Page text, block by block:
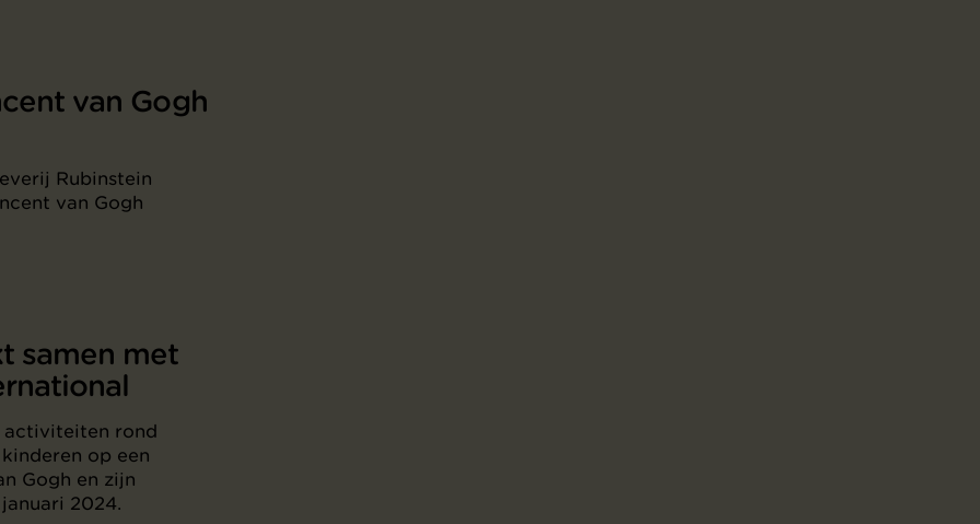
van Gogh
Rubinstein
van Gogh
samen met
activiteiten rond
op een
Gogh en zijn
2024.